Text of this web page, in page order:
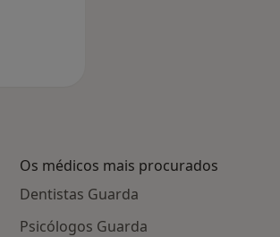
Os médicos mais procurados
Dentistas Guarda
Psicólogos Guarda